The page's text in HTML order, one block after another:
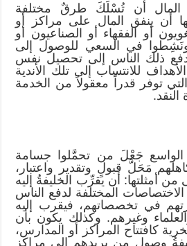
أن تُسْلَكَ طرقٌ مختلفة
أن ينفق المال على مراكز أو
أو الفقهاء أو الصناعيون أو
في السعي للوصول إلى
ذلك الناس إلى تحصيل نفس
للانتساب إلى تلك الأندية
توفر قدراً معقولاً من الخدمة
الواسع جَعْلَ من تحمَّلوا جسامة
مَحَلَّ قبولٍ وتقدير واعتبار،
أمثلتها: أن يقرِّب الخليفةُ إليه
المختلفة لدفع الناس
في تخصصاتهم، فيقرب إليه
وغيرهم. وكذلك يكون بأن
كافتتاح المراكز أو المدارس،
وصول من يريدهم إلى مراكز